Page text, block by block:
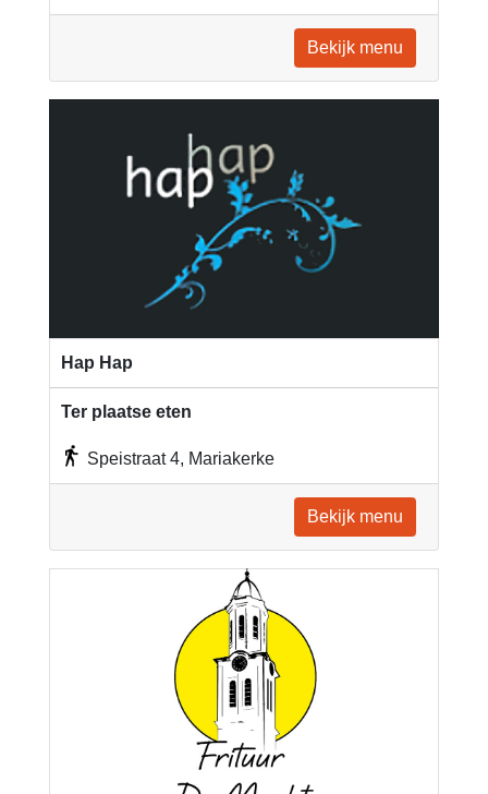
Bekijk menu
Hap Hap
Ter plaatse eten
Speistraat 4, Mariakerke
Bekijk menu